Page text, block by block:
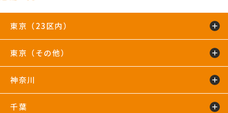
東京（23区内）
綾瀬店 TIP.X TOKYO 池袋
大泉学園24hours
五反田24hours
下井草店新小岩店東武練馬24hours中野24hours
練馬24hours
東京（その他）
吉祥寺24hours
神奈川
千葉